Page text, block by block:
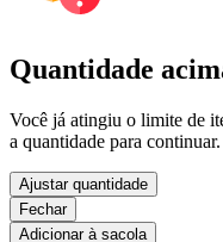
Quantidade
Você já atingiu o limite de
a quantidade para continuar.
Ajustar quantidade
Fechar
Adicionar à sacola